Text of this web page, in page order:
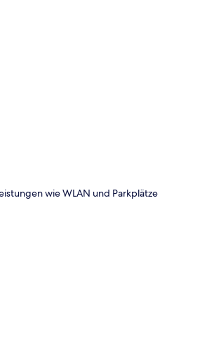
wie WLAN und Parkplätze